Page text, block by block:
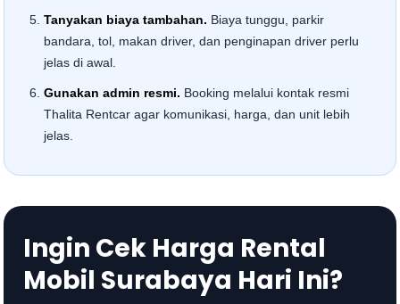
Tanyakan biaya tambahan. Biaya tunggu, parkir
bandara, tol, makan driver, dan penginapan driver perlu
jelas di awal.
Gunakan admin resmi. Booking melalui kontak resmi
Thalita Rentcar agar komunikasi, harga, dan unit lebih
jelas.
Ingin Cek Harga Rental
Mobil Surabaya Hari Ini?